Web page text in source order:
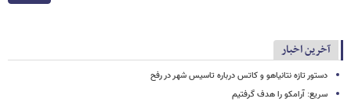
آخرین اخبار
دستور تازه نتانیاهو و کاتس درباره تاسیس شهر در رفح
سریع: آرامکو را هدف گرفتیم